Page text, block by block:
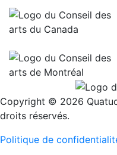
Copyright © 2026
droits réservés.
Politique de